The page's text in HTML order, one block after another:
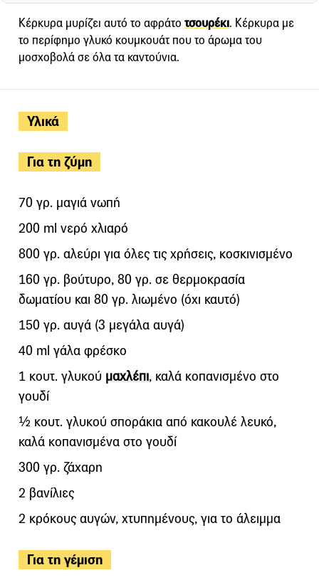
Υλικά
Για τη ζύμη
70 γρ. μαγιά νωπή
200 ml νερό χλιαρό
800 γρ. αλεύρι για όλες τις χρήσεις, κοσκινισμένο
160 γρ. βούτυρο, 80 γρ. σε θερμοκρασία
δωματίου και 80 γρ. λιωμένο (όχι καυτό)
150 γρ. αυγά (3 μεγάλα αυγά)
40 ml γάλα φρέσκο
1 κουτ. γλυκού μαχλέπι, καλά κοπανισμένο στο
γουδί
½ κουτ. γλυκού σποράκια από κακουλέ λευκό,
καλά κοπανισμένα στο γουδί
300 γρ. ζάχαρη
2 βανίλιες
2 κρόκους αυγών, χτυπημένους, για το άλειμμα
Για τη γέμιση
Κέρκυρα μυρίζει αυτό το αφράτο τσουρέκι. Κέρκυρα με
το περίφημο γλυκό κουμκουάτ που το άρωμα του
μοσχοβολά σε όλα τα καντούνια.